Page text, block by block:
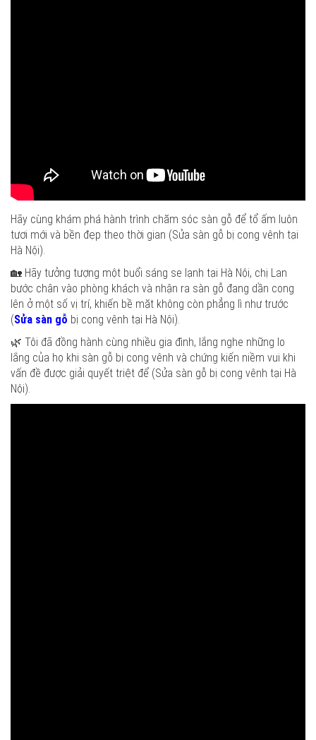
Hãy cùng khám phá hành trình chăm sóc sàn gỗ để tổ ấm luôn
tươi mới và bền đẹp theo thời gian (Sửa sàn gỗ bị cong vênh tại
Hà Nội).
🏡 Hãy tưởng tượng một buổi sáng se lạnh tại Hà Nội, chị Lan
bước chân vào phòng khách và nhận ra sàn gỗ đang dần cong
lên ở một số vị trí, khiến bề mặt không còn phẳng lì như trước
(Sửa sàn gỗ bị cong vênh tại Hà Nội).
🌿 Tôi đã đồng hành cùng nhiều gia đình, lắng nghe những lo
lắng của họ khi sàn gỗ bị cong vênh và chứng kiến niềm vui khi
vấn đề được giải quyết triệt để (Sửa sàn gỗ bị cong vênh tại Hà
Nội).